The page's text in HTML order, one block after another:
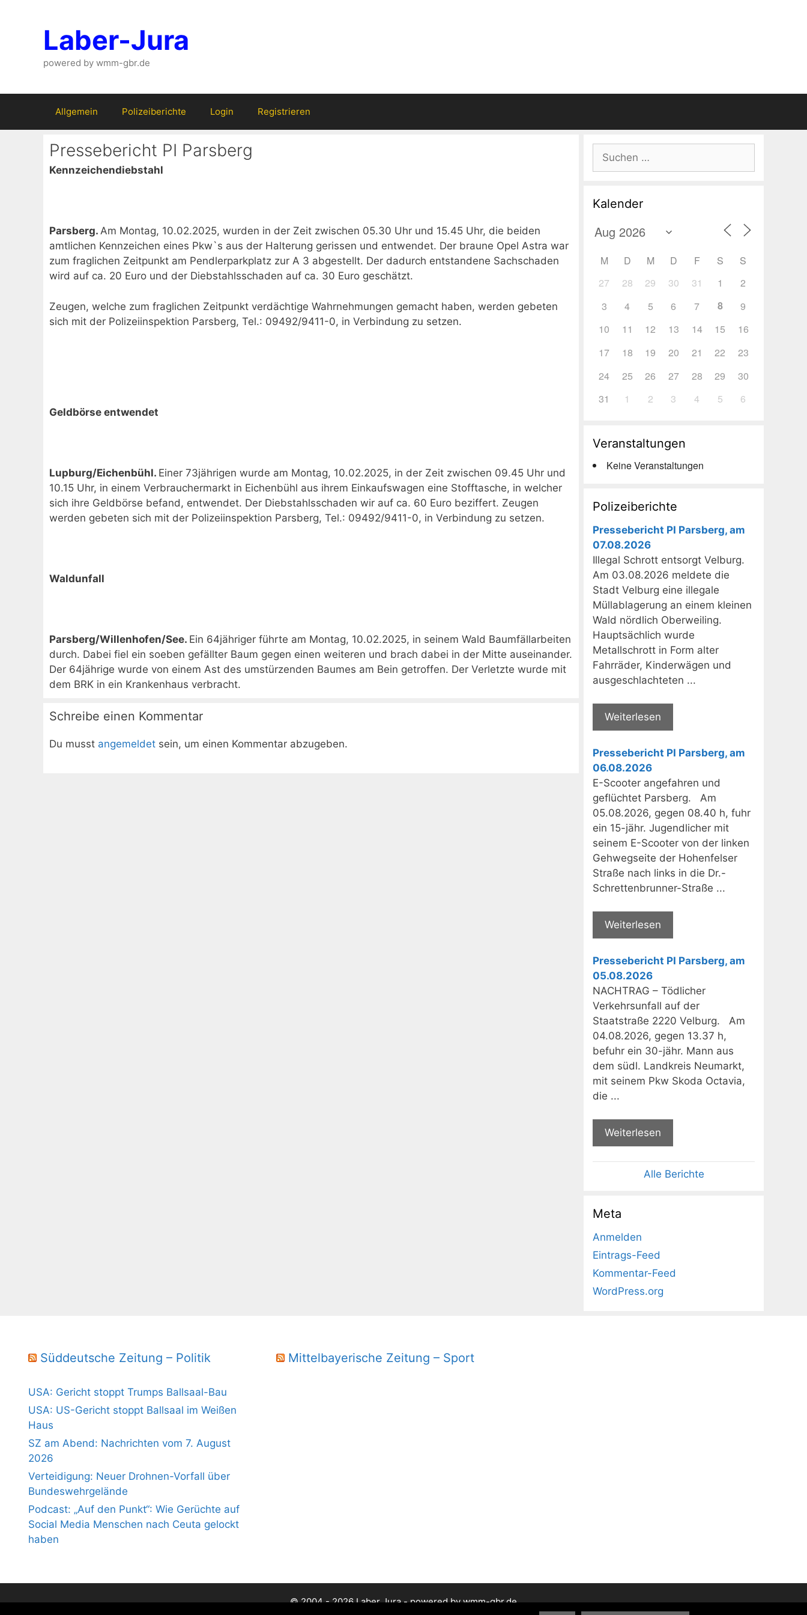
Laber-Jura
powered by wmm-gbr.de
Allgemein Polizeiberichte Login Registrieren
Pressebericht PI Parsberg
Kennzeichendiebstahl
Parsberg. Am Montag, 10.02.2025, wurden in der Zeit zwischen 05.30 Uhr und 15.45 Uhr, die beiden
amtlichen Kennzeichen eines Pkw`s aus der Halterung gerissen und entwendet. Der braune Opel Astra war
zum fraglichen Zeitpunkt am Pendlerparkplatz zur A 3 abgestellt. Der dadurch entstandene Sachschaden
wird auf ca. 20 Euro und der Diebstahlsschaden auf ca. 30 Euro geschätzt.
Zeugen, welche zum fraglichen Zeitpunkt verdächtige Wahrnehmungen gemacht haben, werden gebeten
sich mit der Polizeiinspektion Parsberg, Tel.: 09492/9411-0, in Verbindung zu setzen.
Geldbörse entwendet
Lupburg/Eichenbühl. Einer 73jährigen wurde am Montag, 10.02.2025, in der Zeit zwischen 09.45 Uhr und
10.15 Uhr, in einem Verbrauchermarkt in Eichenbühl aus ihrem Einkaufswagen eine Stofftasche, in welcher
sich ihre Geldbörse befand, entwendet. Der Diebstahlsschaden wir auf ca. 60 Euro beziffert. Zeugen
werden gebeten sich mit der Polizeiinspektion Parsberg, Tel.: 09492/9411-0, in Verbindung zu setzen.
Waldunfall
Parsberg/Willenhofen/See. Ein 64jähriger führte am Montag, 10.02.2025, in seinem Wald Baumfällarbeiten
durch. Dabei fiel ein soeben gefällter Baum gegen einen weiteren und brach dabei in der Mitte auseinander.
Der 64jährige wurde von einem Ast des umstürzenden Baumes am Bein getroffen. Der Verletzte wurde mit
dem BRK in ein Krankenhaus verbracht.
Schreibe einen Kommentar
Du musst angemeldet sein, um einen Kommentar abzugeben.
Suchen
nach:
Kalender
M D M D F S
S
27
28 29 30 31 1
2
3
4 5 6 7 8
9
10
11 12 13 14 15
16
17
18 19 20 21 22
23
24
25 26 27 28 29
30
31
1 2 3 4 5 6
Veranstaltungen
Keine Veranstaltungen
Polizeiberichte
Pressebericht PI Parsberg, am
07.08.2026
Illegal Schrott entsorgt Velburg.
Am 03.08.2026 meldete die
Stadt Velburg eine illegale
Müllablagerung an einem kleinen
Wald nördlich Oberweiling.
Hauptsächlich wurde
Metallschrott in Form alter
Fahrräder, Kinderwägen und
ausgeschlachteten ...
Weiterlesen
Pressebericht PI Parsberg, am
06.08.2026
E-Scooter angefahren und
geflüchtet Parsberg. Am
05.08.2026, gegen 08.40 h, fuhr
ein 15-jähr. Jugendlicher mit
seinem E-Scooter von der linken
Gehwegseite der Hohenfelser
Straße nach links in die Dr.-
Schrettenbrunner-Straße ...
Weiterlesen
Pressebericht PI Parsberg, am
05.08.2026
NACHTRAG – Tödlicher
Verkehrsunfall auf der
Staatstraße 2220 Velburg. Am
04.08.2026, gegen 13.37 h,
befuhr ein 30-jähr. Mann aus
dem südl. Landkreis Neumarkt,
mit seinem Pkw Skoda Octavia,
die ...
Weiterlesen
Alle Berichte
Meta
Anmelden
Eintrags-Feed
Kommentar-Feed
WordPress.org
Süddeutsche Zeitung – Politik
USA: Gericht stoppt Trumps Ballsaal-Bau
USA: US-Gericht stoppt Ballsaal im Weißen
Haus
SZ am Abend: Nachrichten vom 7. August
2026
Verteidigung: Neuer Drohnen-Vorfall über
Bundeswehrgelände
Podcast: „Auf den Punkt“: Wie Gerüchte auf
Social Media Menschen nach Ceuta gelockt
haben
Mittelbayerische Zeitung – Sport
© 2004 - 2026 Laber Jura - powered by wmm-gbr.de